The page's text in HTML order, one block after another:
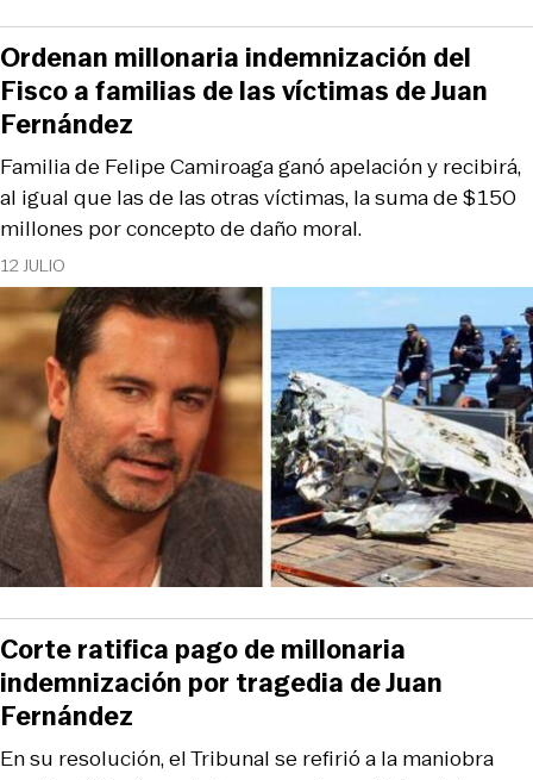
12 JULIO
Familia de Felipe Camiroaga ganó apelación y recibirá,
al igual que las de las otras víctimas, la suma de $150
millones por concepto de daño moral.
Ordenan millonaria indemnización del
Fisco a familias de las víctimas de Juan
Fernández
En su resolución, el Tribunal se refirió a la maniobra
Corte ratifica pago de millonaria
indemnización por tragedia de Juan
Fernández